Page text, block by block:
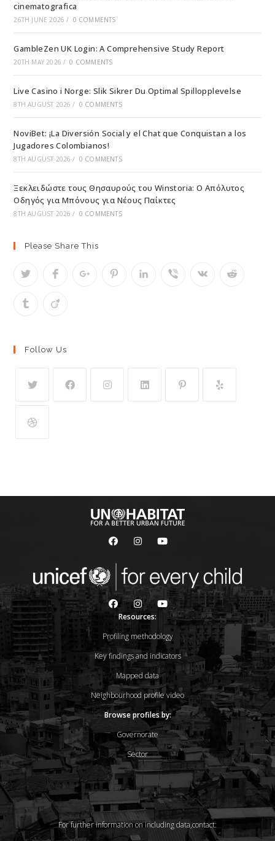
cinematografica
26TH JUNE 2026 / 0 COMMENTS
GambleZen UK Login: A Comprehensive Study Report
20TH MAY 2026 / 0 COMMENTS
Live Casino i Norge: Slik Sikrer Du Optimal Spillopplevelse
8TH AUGUST 2026 / 0 COMMENTS
NoviBet: ¡La Diversión Social y el Chat que Conquistan a los
Jugadores Colombianos!
8TH AUGUST 2026 / 0 COMMENTS
Ξεκλειδώστε τους Θησαυρούς του Winstoria: Ο Απόλυτος
Οδηγός για Μπόνους για Νέους Παίκτες
8TH AUGUST 2026 / 0 COMMENTS
Please Share This
Follow Us
Resources:
Profiling methodology
Key findings and indicators
Mapped data
Neighbourhood profile video
Browse profiles by:
Governorate
Sector
For further information on including data,contact: